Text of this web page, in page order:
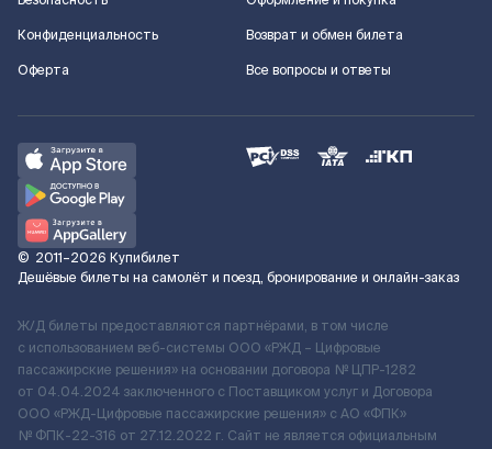
Конфиденциальность
Оферта
Возврат и обмен билета
Все вопросы и ответы
© 2011–2026 Купибилет
Дешёвые билеты на самолёт и поезд, бронирование и онлайн-заказ
Ж/Д билеты предоставляются партнёрами, в том числе
с использованием веб-системы ООО «РЖД – Цифровые
пассажирские решения» на основании договора № ЦПР-1282
от 04.04.2024 заключенного с Поставщиком услуг и Договора
ООО «РЖД-Цифровые пассажирские решения» c АО «ФПК»
№ ФПК-22-316 от 27.12.2022 г. Сайт не является официальным